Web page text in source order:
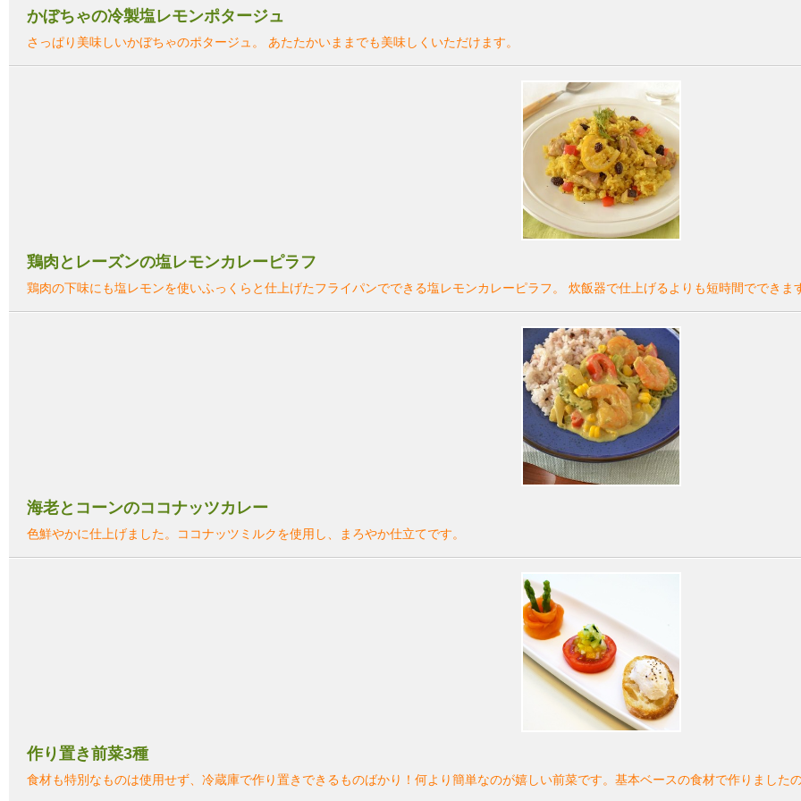
かぼちゃの冷製塩レモンポタージュ
さっぱり美味しいかぼちゃのポタージュ。 あたたかいままでも美味しくいただけます。
鶏肉とレーズンの塩レモンカレーピラフ
鶏肉の下味にも塩レモンを使いふっくらと仕上げたフライパンでできる塩レモンカレーピラフ。 炊飯器で仕上げるよりも短時間でできま
海老とコーンのココナッツカレー
色鮮やかに仕上げました。ココナッツミルクを使用し、まろやか仕立てです。
作り置き前菜3種
食材も特別なものは使用せず、冷蔵庫で作り置きできるものばかり！何より簡単なのが嬉しい前菜です。基本ベースの食材で作りまし